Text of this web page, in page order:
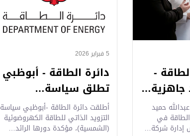
-
جاهزية…
حميد
الطاقة في
شركة…
5 فبراير 2026
دائرة الطاقة - أبوظبي
تطلق سياسة…
أطلقت دائرة الطاقة -أبوظبي سياسة
التزويد الذاتي للطاقة الكهروضوئية
(الشمسية)، مؤكدة دورها الرائد…